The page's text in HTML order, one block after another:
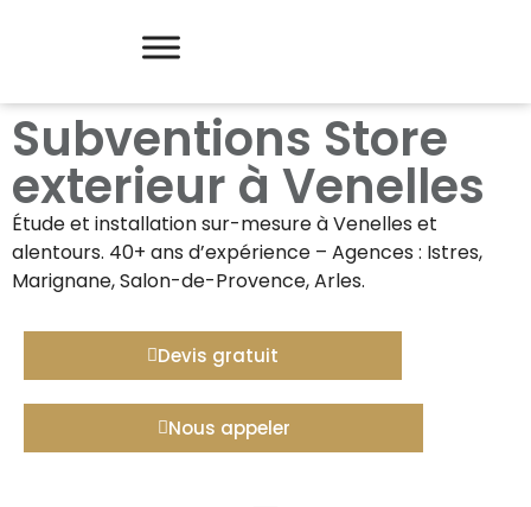
Subventions Store
exterieur à Venelles
Étude et installation sur-mesure àVenelles et
alentours. 40+ ans d’expérience – Agences : Istres,
Marignane, Salon-de-Provence, Arles.
Devis gratuit
Nous appeler